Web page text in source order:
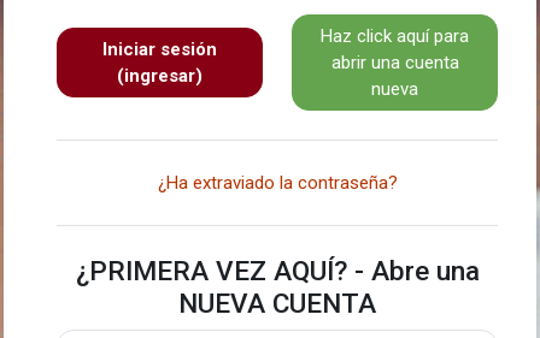
Iniciar sesión
(ingresar)
Haz click aquí para
abrir una cuenta
nueva
¿Ha extraviado la contraseña?
¿PRIMERA VEZ AQUÍ? - Abre una
NUEVA CUENTA